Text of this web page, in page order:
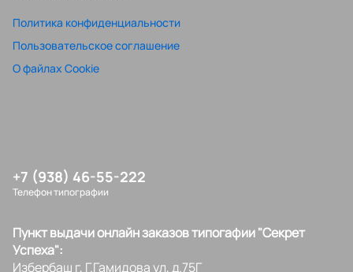
Политика конфиденциальности
Пользовательское соглашение
О файлах Cookie
+7 (938) 46-55-222
Телефон типографии
Пункт выдачи онлайн заказов типогафии "Секрет
Успеха":
Избербаш г, Г.Гамидова ул, д.75Г